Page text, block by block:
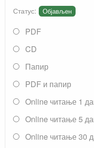
Статус: Објављен
PDF
CD
Папир
PDF и папир
Online читање 1
Online читање 5
Online читање 30